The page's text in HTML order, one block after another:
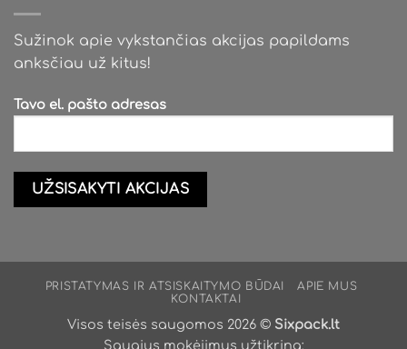
Sužinok apie vykstančias akcijas papildams
anksčiau už kitus!
Tavo el. pašto adresas
PRISTATYMAS IR ATSISKAITYMO BŪDAI
APIE MUS
KONTAKTAI
Visos teisės saugomos 2026 © Sixpack.lt
Saugius mokėjimus užtikrina: